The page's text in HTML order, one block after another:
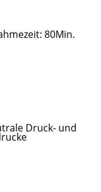
80Min.
Druck- und